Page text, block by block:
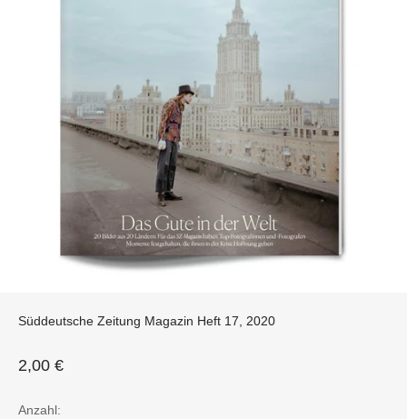
Süddeutsche Zeitung Magazin Heft 17, 2020
Angebot
2,00 €
Anzahl: